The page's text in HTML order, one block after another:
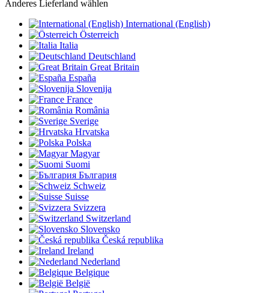
Anderes Lieferland wählen
International (English)
Österreich
Italia
Deutschland
Great Britain
España
Slovenija
France
România
Sverige
Hrvatska
Polska
Magyar
Suomi
България
Schweiz
Suisse
Svizzera
Switzerland
Slovensko
Česká republika
Ireland
Nederland
Belgique
België